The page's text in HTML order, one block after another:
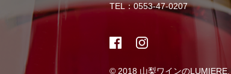
TEL：0553-47-0207
© 2018 山梨ワインのLUMIERE.